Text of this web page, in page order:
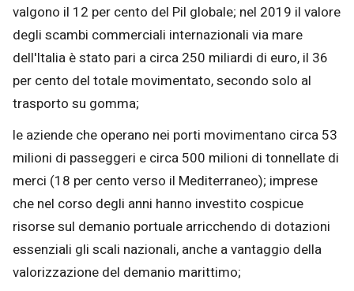
valgono il 12 per cento del Pil globale; nel 2019 il valore
degli scambi commerciali internazionali via mare
dell'Italia è stato pari a circa 250 miliardi di euro, il 36
per cento del totale movimentato, secondo solo al
trasporto su gomma;
le aziende che operano nei porti movimentano circa 53
milioni di passeggeri e circa 500 milioni di tonnellate di
merci (18 per cento verso il Mediterraneo); imprese
che nel corso degli anni hanno investito cospicue
risorse sul demanio portuale arricchendo di dotazioni
essenziali gli scali nazionali, anche a vantaggio della
valorizzazione del demanio marittimo;